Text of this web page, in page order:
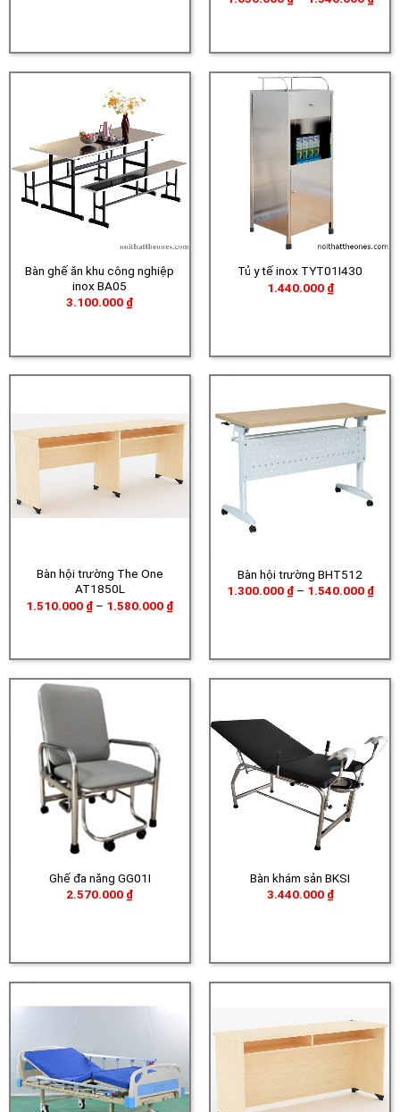
giá:
Bàn ghế ăn khu công nghiệp
inox BA05
3.100.000 ₫
Tủ y tế inox TYT01I430
1.440.000 ₫
Bàn hội trường The One
AT1850L
1.510.000 ₫ – 1.580.000 ₫Khoảng
1.580.000 ₫
Bàn hội trường BHT512
1.300.000 ₫ – 1.540.000 ₫
giá:
Ghế đa năng GG01I
2.570.000 ₫
Bàn khám sản BKSI
3.440.000 ₫